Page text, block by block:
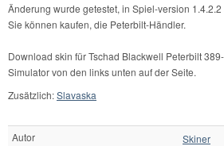
Änderung wurde getestet, in Spiel-version 1.4.2.2
Sie können kaufen, die Peterbilt-Händler.
Download skin für Tschad Blackwell Peterbilt
Simulator von den links unten auf der Seite.
Zusätzlich:Slavaska
Autor Skiner